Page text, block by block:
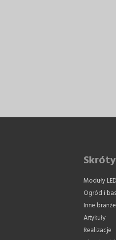
Skróty
Moduły LED
Ogród i
Inne branże
Artykuły
Realizacje